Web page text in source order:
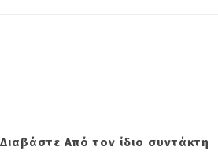
Διαβάστε Από τον ίδιο συντάκτη